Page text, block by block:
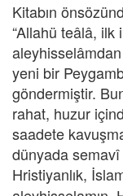
Kitabın
“Allahü teâlâ,
yeni bir
göndermiştir.
rahat, huzur
saadete
dünyada semavî
Hristiyanlık,